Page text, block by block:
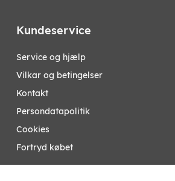
Kundeservice
Service og hjælp
Vilkar og betingelser
Kontakt
Persondatapolitik
Cookies
Fortryd købet